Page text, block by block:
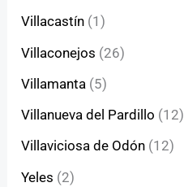
Villacastín (1)
Villaconejos (26)
Villamanta (5)
Villanueva del Pardillo (12)
Villaviciosa de Odón (12)
Yeles (2)